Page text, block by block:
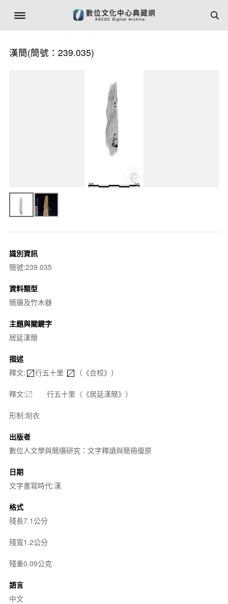
漢簡(簡號：239.035)
識別資訊
簡號:239.035
資料類型
簡牘及竹木器
主題與關鍵字
居延漢簡
描述
釋文:
行五十里 （《合校》）
釋文:〼 行五十里（《居延漢簡》）
形制:削衣
出版者
數位人文學與簡牘研究：文字釋讀與簡冊復原
日期
文字書寫時代:漢
格式
殘長7.1公分
殘寬1.2公分
殘重0.09公克
語言
中文